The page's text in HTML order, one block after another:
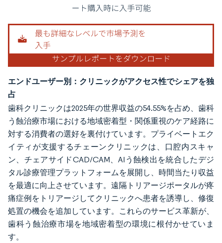
エンドユーザー別：クリニックがアクセス性でシェアを独
占
歯科クリニックは2025年の世界収益の54.55%を占め、歯科
う蝕治療市場における地域密着型・関係重視のケア経路に
対する消費者の選好を裏付けています。プライベートエク
イティが支援するチェーンクリニックは、口腔内スキャ
ン、チェアサイドCAD/CAM、AIう蝕検出を統合したデジ
タル診療管理プラットフォームを展開し、時間当たり収益
を最適に向上させています。遠隔トリアージポータルが疼
痛症例をトリアージしてクリニックへ患者を誘導し、修復
処置の機会を追加しています。これらのサービス革新が、
歯科う蝕治療市場を地域密着型の環境に根付かせていま
す。